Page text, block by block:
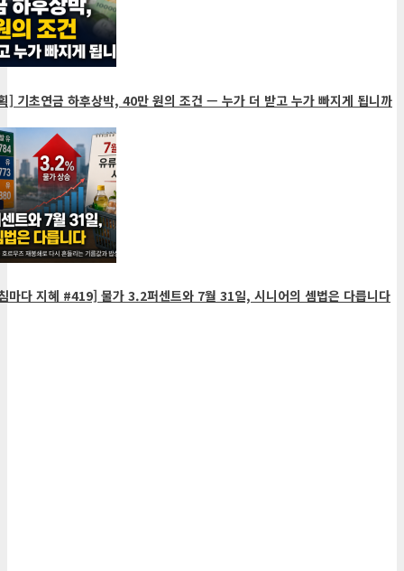
기초연금 하후상박, 40만 원의 조건 — 누가 더 받고 누가 빠지게 됩니까
다 지혜 #419] 물가 3.2퍼센트와 7월 31일, 시니어의 셈법은 다릅니다